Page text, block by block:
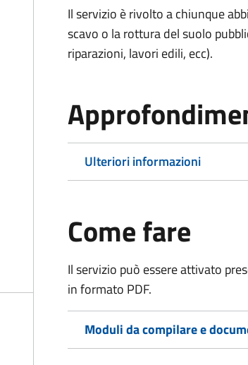
Il servizio è rivolto a chiunque
scavo o la rottura del suolo
riparazioni, lavori edili, ecc).
Ulteriori informazioni
Come fare
Il servizio può essere attivato
in formato PDF.
Moduli da compilare e